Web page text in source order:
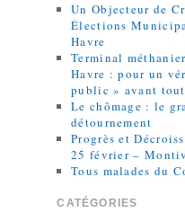
Un Objecteur de
Élections
Havre
Terminal
Havre : pour un
public » avant
Le chômage : le
détournement
Progrès et
25 février –
Tous malades du
CATÉGORIES